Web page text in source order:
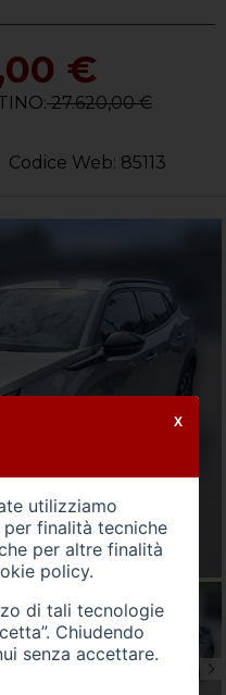
Codice Web: 85113
€
27.620,00 €
utilizziamo
finalità tecniche
per altre finalità
policy.
di tali tecnologie
Chiudendo
senza accettare.
X